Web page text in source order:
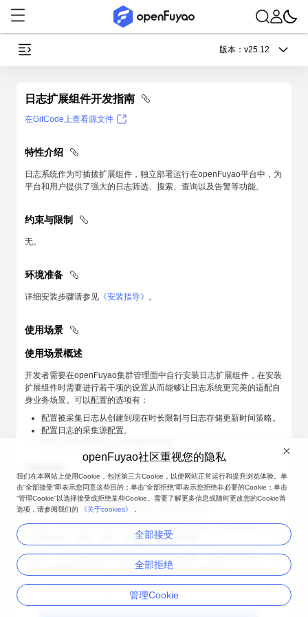
版本： v25.12
日志扩展组件开发指南
在GitCode上查看源文件
特性介绍
日志系统作为可插拔扩展组件，独立部署运行在openFuyao平台中，为
平台和用户提供了强大的日志筛选、搜索、查询以及告警等功能。
约束与限制
无。
环境准备
详细安装步骤请参见 《安装指导》 。
使用场景
使用场景概述
开发者需要在openFuyao集群管理面中自行安装日志扩展组件，在安装
扩展组件时需要进行若干项的设置从而能够让日志系统更完美的适配自
身业务场景。可以配置的选项有：
配置被采集日志从创建到现在时长限制与日志存储更新时间策略。
配置日志的采集源配置。
日志系统业务层分为UI层，后端层，组件层。
UI层：用户可以在console-website上进行日志操作。
后端层：logging-operator以微服务的形式部署提供一些核心能力，包
括日志筛选、搜索、查询、配置以及告警等功能。
组件层：组件层为日志系统提供关键的日志采集、存储和处理能力，并
支持与后端层进行集成，使用户能够高效地执行日志操作。
图 1日志扩展组件系统架构
openFuyao社区重视您的隐私
我们在本网站上使用Cookie，包括第三方Cookie，以便网站正常运行和提升浏览体验。单
击“全部接受”即表示您同意这些目的；单击“全部拒绝”即表示您拒绝非必要的Cookie；单击
“管理Cookie”以选择接受或拒绝某些Cookie。需要了解更多信息或随时更改您的Cookie首
选项，请参阅我们的
《关于cookies》
全部接受
全部拒绝
管理Cookie